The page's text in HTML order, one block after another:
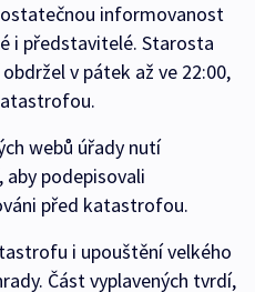
informovanost
i představitelé. Starosta
v pátek až ve 22:00,
webů úřady nutí
podepisovali
před katastrofou.
i upouštění velkého
Část vyplavených tvrdí,